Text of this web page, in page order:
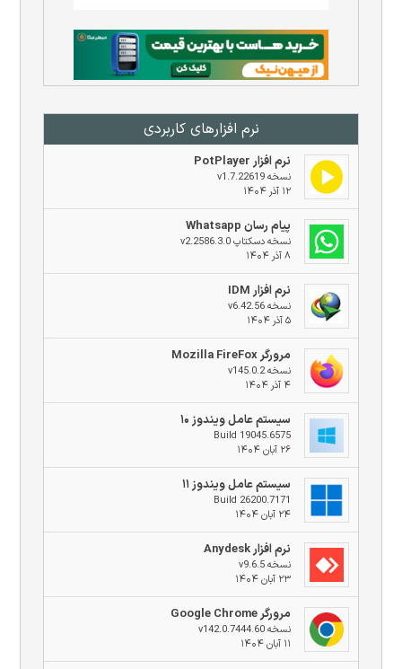
نرم افزار‌های کاربردی
نرم افزار PotPlayer
نسخه v1.7.22619
۱۲ آذر ۱۴۰۴
پیام رسان Whatsapp
نسخه دسکتاپ v2.2586.3.0
۸ آذر ۱۴۰۴
نرم افزار IDM
نسخه v6.42.56
۵ آذر ۱۴۰۴
مرورگر Mozilla FireFox
نسخه v145.0.2
۴ آذر ۱۴۰۴
سیستم عامل ویندوز ۱۰
Build 19045.6575
۲۶ آبان ۱۴۰۴
سیستم عامل ویندوز ۱۱
Build 26200.7171
۲۴ آبان ۱۴۰۴
نرم افزار Anydesk
نسخه v9.6.5
۲۳ آبان ۱۴۰۴
مرورگر Google Chrome
نسخه v142.0.7444.60
۱۱ آبان ۱۴۰۴